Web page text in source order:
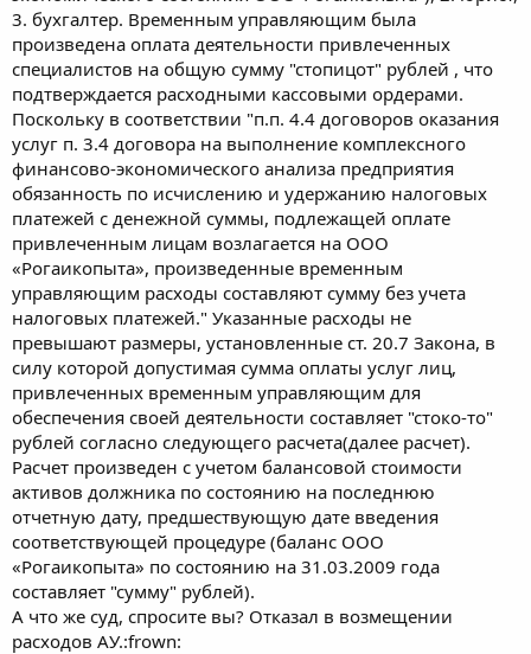
3. бухгалтер. Временным управляющим была
произведена оплата деятельности привлеченных
специалистов на общую сумму "стопицот" рублей , что
подтверждается расходными кассовыми ордерами.
Поскольку в соответствии "п.п. 4.4 договоров оказания
услуг п. 3.4 договора на выполнение комплексного
финансово-экономического анализа предприятия
обязанность по исчислению и удержанию налоговых
платежей с денежной суммы, подлежащей оплате
привлеченным лицам возлагается на ООО
«Рогаикопыта», произведенные временным
управляющим расходы составляют сумму без учета
налоговых платежей." Указанные расходы не
превышают размеры, установленные ст. 20.7 Закона, в
силу которой допустимая сумма оплаты услуг лиц,
привлеченных временным управляющим для
обеспечения своей деятельности составляет "стоко-то"
рублей согласно следующего расчета(далее расчет).
Расчет произведен с учетом балансовой стоимости
активов должника по состоянию на последнюю
отчетную дату, предшествующую дате введения
соответствующей процедуре (баланс ООО
«Рогаикопыта» по состоянию на 31.03.2009 года
составляет "сумму" рублей).
А что же суд, спросите вы? Отказал в возмещении
расходов АУ.:frown: